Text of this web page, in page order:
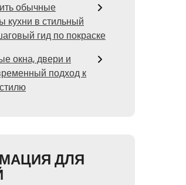
обычные
в стильный
гид по покраске
окна, двери и
подход к
ДЛЯ